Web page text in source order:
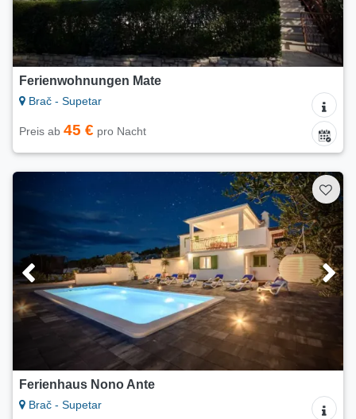
Ferienwohnungen Mate
Brač - Supetar
Preis ab 45 € pro Nacht
Ferienhaus Nono Ante
Brač - Supetar